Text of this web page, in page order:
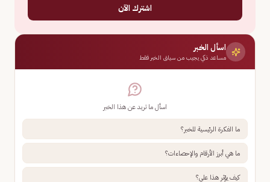
اشترك الآن
اسأل الخبر
مساعد ذكي يجيب من سياق الخبر فقط
اسأل ما تريد عن هذا الخبر
ما الفكرة الرئيسية للخبر؟
ما هي أبرز الأرقام والإحصاءات؟
كيف يؤثر هذا علي؟